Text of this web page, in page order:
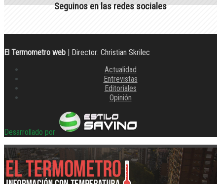
Seguinos en las redes sociales
El Termometro web | Director: Christian Skrilec
Actualidad
Entrevistas
Editoriales
Opinión
Desarrollado por